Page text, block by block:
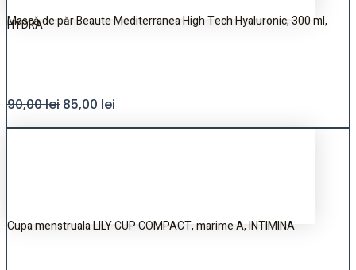
Mască de păr Beaute Mediterranea High Tech Hyaluronic, 300 ml,
HYDRA
90,00lei 85,00 lei
Cupa menstruala LILY CUP COMPACT, marime A, INTIMINA